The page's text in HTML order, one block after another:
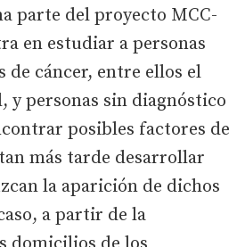
parte del proyecto MCC-
en estudiar a personas
cáncer, entre ellos el
y personas sin diagnóstico
posibles factores de
más tarde desarrollar
la aparición de dichos
a partir de la